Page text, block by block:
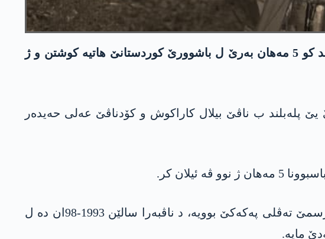
رێخستنا په‌كه‌كێ ژ ده‌ست دانا فه‌رمانداره‌كی خوه‌ یێ پله‌بلند ب ناڤێ بیلال كاراكوش راگهاند كو 5 مه‌هان به‌رێ ل باشوورێ كوردستانێ هاتیه‌ كوشتن و ژ
16/12/2022 راگهاند كو فه‌رماندارێ وێ یێ پله‌بلند ب ناڤێ بیلال كاراكوش و كۆدناڤێ عه‌لی حه‌یده‌ر
كر.
هات دیارکرن کو بیلال کاراکوش ب ناسناڤ “عەلی حەیدەر دێرسم” د سالا 1993ان دە ژ دێرسمێ تەڤلی په‌كه‌كێ بوویە، د ناڤبەرا سالێن 1993-98ان دە ل